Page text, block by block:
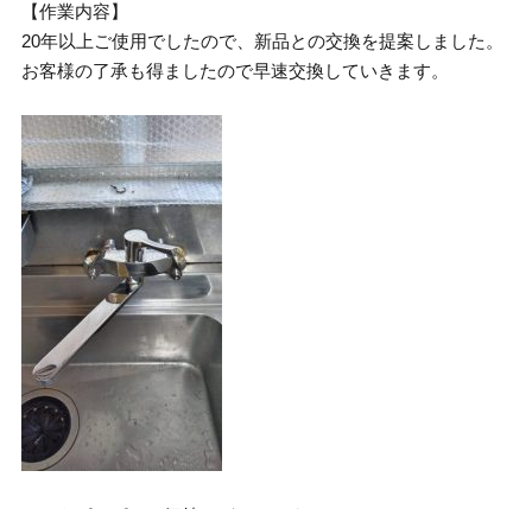
【作業内容】
20年以上ご使用でしたので、新品との交換を提案しました。
お客様の了承も得ましたので早速交換していきます。